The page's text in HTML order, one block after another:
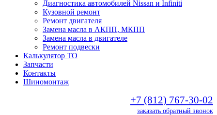
Диагностика автомобилей Nissan и Infiniti
Кузовной ремонт
Ремонт двигателя
Замена масла в АКПП, МКПП
Замена масла в двигателе
Ремонт подвески
Калькулятор ТО
Запчасти
Контакты
Шиномонтаж
+7 (812) 767-30-02
заказать обратный звонок